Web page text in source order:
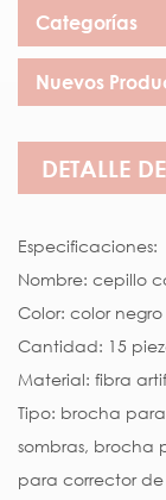
Categorías
Nuevos
DETALLE
Especificaciones:
Nombre: cepillo
Color: color negro
Cantidad: 15
Material: fibra
Tipo: brocha
sombras, brocha
para corrector